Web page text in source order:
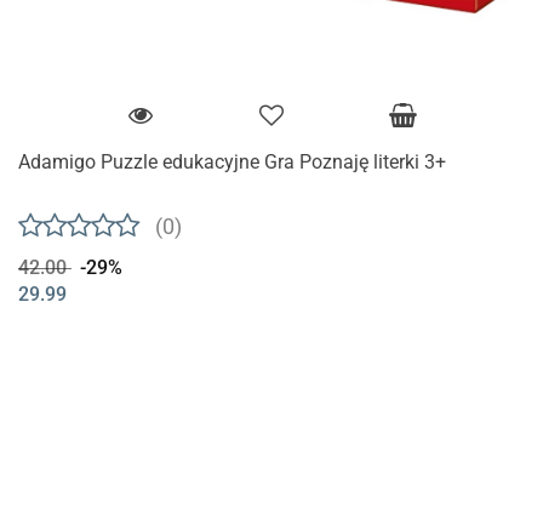
Adamigo Puzzle edukacyjne Gra Poznaję literki 3+
(0)
42.00 -29%
29.99